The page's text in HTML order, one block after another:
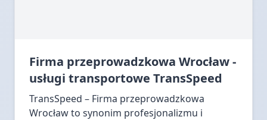
Firma przeprowadzkowa Wrocław -
usługi transportowe TransSpeed
TransSpeed – Firma przeprowadzkowa
Wrocław to synonim profesjonalizmu i